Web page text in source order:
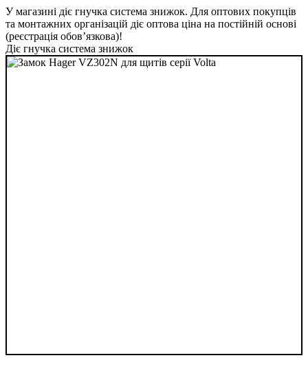
У магазині діє гнучка система знижок. Для оптових покупців
та монтажних організацій діє оптова ціна на постійній основі
(реєстрація обов’язкова)!
Діє гнучка система знижок